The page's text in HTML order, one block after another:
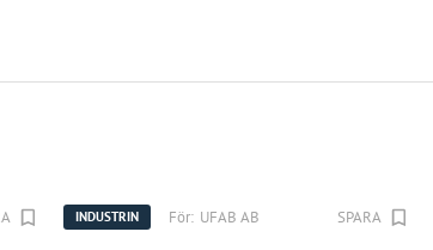
INDUSTRIN För: UFAB AB SPARA